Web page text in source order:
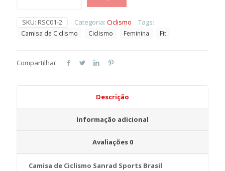
Feminina
Sanrad
Brasil
SKU: RSC01-2 Categoria: Ciclismo Tags:
Camisa de Ciclismo Ciclismo Feminina Fit
Compartilhar
Descrição
Informação adicional
Avaliações 0
Camisa de Ciclismo Sanrad Sports Brasil